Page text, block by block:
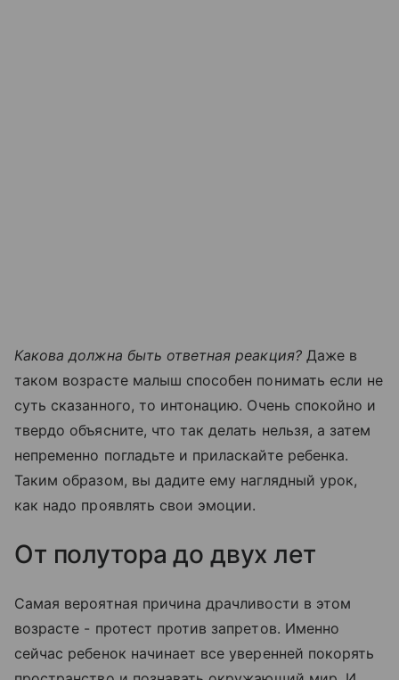
Какова должна быть ответная реакция?Даже в
таком возрасте малыш способен понимать если не
суть сказанного, то интонацию. Очень спокойно и
твердо объясните, что так делать нельзя, а затем
непременно погладьте и приласкайте ребенка.
Таким образом, вы дадите ему наглядный урок,
как надо проявлять свои эмоции.
От полутора до двух лет
Самая вероятная причина драчливости в этом
возрасте - протест против запретов. Именно
сейчас ребенок начинает все уверенней покорять